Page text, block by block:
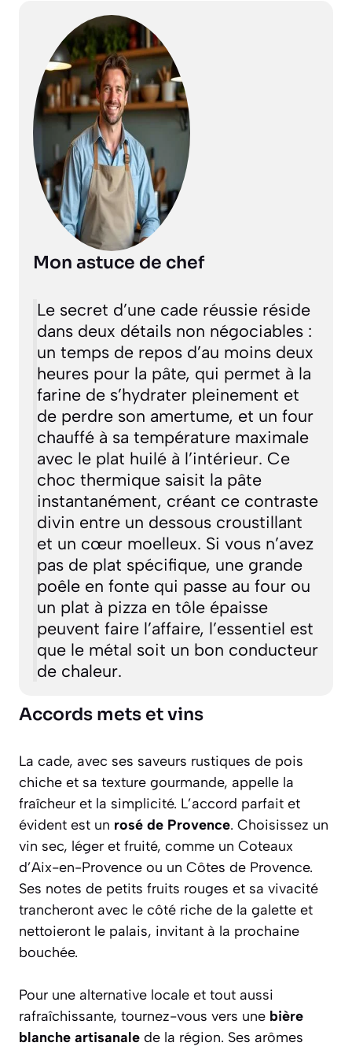
Mon astuce de chef
Le secret d’une cade réussie réside
dans deux détails non négociables :
un temps de repos d’au moins deux
heures pour la pâte, qui permet à la
farine de s’hydrater pleinement et
de perdre son amertume, et un four
chauffé à sa température maximale
avec le plat huilé à l’intérieur. Ce
choc thermique saisit la pâte
instantanément, créant ce contraste
divin entre un dessous croustillant
et un cœur moelleux. Si vous n’avez
pas de plat spécifique, une grande
poêle en fonte qui passe au four ou
un plat à pizza en tôle épaisse
peuvent faire l’affaire, l’essentiel est
que le métal soit un bon conducteur
de chaleur.
Accords mets et vins
La cade, avec ses saveurs rustiques de pois
chiche et sa texture gourmande, appelle la
fraîcheur et la simplicité. L’accord parfait et
évident est un rosé de Provence. Choisissez un
vin sec, léger et fruité, comme un Coteaux
d’Aix-en-Provence ou un Côtes de Provence.
Ses notes de petits fruits rouges et sa vivacité
trancheront avec le côté riche de la galette et
nettoieront le palais, invitant à la prochaine
bouchée.
Pour une alternative locale et tout aussi
rafraîchissante, tournez-vous vers une bière
blanche artisanale de la région. Ses arômes